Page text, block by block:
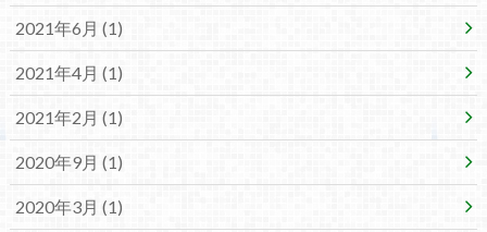
2021年6月 (1)
2021年4月 (1)
2021年2月 (1)
2020年9月 (1)
2020年3月 (1)